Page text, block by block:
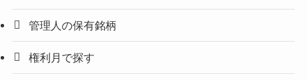
管理人の保有銘柄
権利月で探す